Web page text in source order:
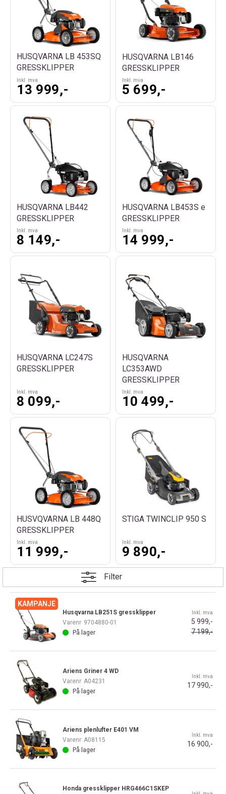
HUSQVARNA LB 453SQ
GRESSKLIPPER
Inkl. mva
13 999,-
HUSQVARNA LB146
GRESSKLIPPER
Inkl. mva
5 699,-
HUSQVARNA LB442
GRESSKLIPPER
Inkl. mva
8 149,-
HUSQVARNA LB453S e
GRESSKLIPPER
Inkl. mva
14 999,-
HUSQVARNA LC247S
GRESSKLIPPER
Inkl. mva
8 099,-
HUSQVARNA
LC353AWD
GRESSKLIPPER
Inkl. mva
10 499,-
HUSVQVARNA LB 448Q
GRESSKLIPPER
Inkl. mva
11 999,-
STIGA TWINCLIP 950 S
Inkl. mva
9 890,-
Filter
Husqvarna LB251S gressklipper
Varenr 9704880-01
På lager
Inkl. mva
5 999,-
7 199,-
Ariens Griner 4 WD
Varenr A04231
På lager
Inkl. mva
17 990,-
Ariens plenlufter E401 VM
Varenr A08115
På lager
Inkl. mva
16 900,-
Honda gressklipper HRG466C1SKEP